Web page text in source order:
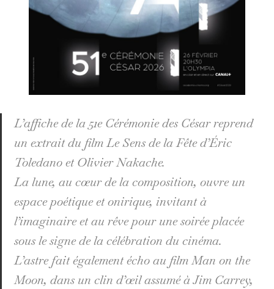
L’affiche de la 51e Cérémonie des César reprend
un extrait du film Le Sens de la Fête d’Éric
Toledano et Olivier Nakache.
La lune, au cœur de la composition, ouvre un
espace poétique et onirique, invitant à
l’imaginaire et au rêve pour une soirée placée
sous le signe de la célébration du cinéma.
L’astre fait également écho au film Man on the
Moon, dans un clin d’œil assumé à Jim Carrey,